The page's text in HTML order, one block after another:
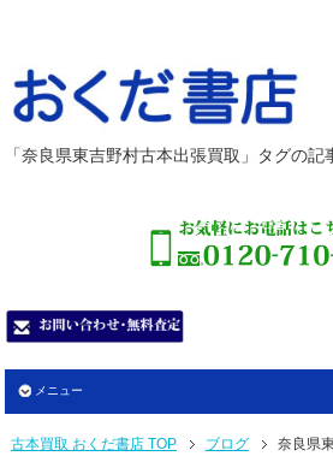
「奈良県東吉野村古本出張買取」タグの記
メニュー
古本買取 おくだ書店 TOP ブログ 奈良県